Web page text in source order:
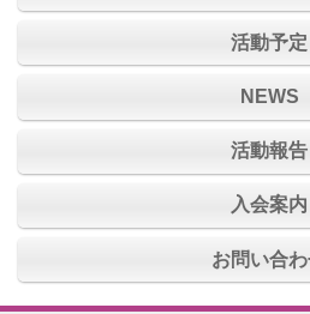
活動予定
NEWS
活動報告
入会案内
お問い合